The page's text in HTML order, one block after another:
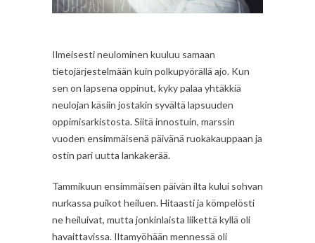
Ilmeisesti neulominen kuuluu samaan
tietojärjestelmään kuin polkupyörällä ajo. Kun
sen on lapsena oppinut, kyky palaa yhtäkkiä
neulojan käsiin jostakin syvältä lapsuuden
oppimisarkistosta. Siitä innostuin, marssin
vuoden ensimmäisenä päivänä ruokakauppaan ja
ostin pari uutta lankakerää.
Tammikuun ensimmäisen päivän ilta kului sohvan
nurkassa puikot heiluen. Hitaasti ja kömpelösti
ne heiluivat, mutta jonkinlaista liikettä kyllä oli
havaittavissa. Iltamyöhään mennessä oli